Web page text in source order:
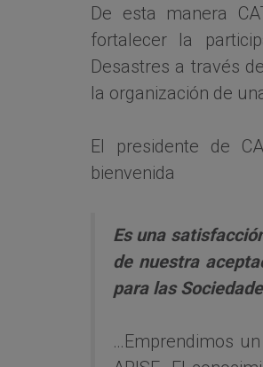
De esta manera
fortalecer la
Desastres a través
la organización de
El presidente de
bienvenida
Es una
de nuestra
para las
…Emprendimos